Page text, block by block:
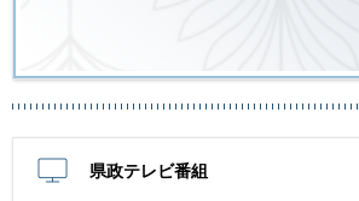
県政テレビ番組